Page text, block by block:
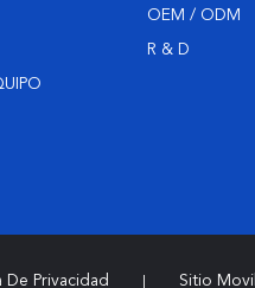
OEM / ODM
R & D
De Privacidad Sitio Movil